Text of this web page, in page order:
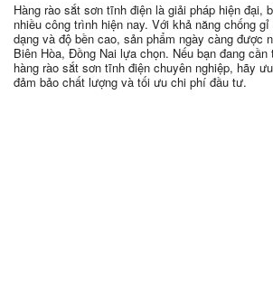
Hàng rào sắt sơn tĩnh điện là giải pháp hiện đại,
nhiều công trình hiện nay. Với khả năng chống
dạng và độ bền cao, sản phẩm ngày càng được
Biên Hòa, Đồng Nai lựa chọn. Nếu bạn đang
hàng rào sắt sơn tĩnh điện chuyên nghiệp, hãy
đảm bảo chất lượng và tối ưu chi phí đầu tư.